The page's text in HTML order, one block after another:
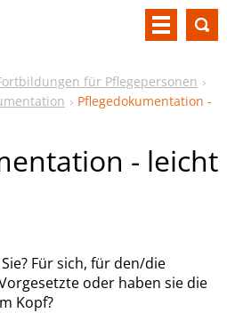
für Pflegepersonen
Pflegedokumentation -
- leicht
Für sich, für den/die
oder haben sie die
Kopf?